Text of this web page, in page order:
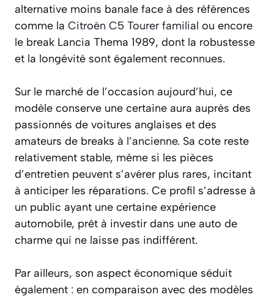
alternative moins banale face à des références
comme la Citroën C5 Tourer familial ou encore
le break Lancia Thema 1989, dont la robustesse
et la longévité sont également reconnues.
Sur le marché de l’occasion aujourd’hui, ce
modèle conserve une certaine aura auprès des
passionnés de voitures anglaises et des
amateurs de breaks à l’ancienne. Sa cote reste
relativement stable, même si les pièces
d’entretien peuvent s’avérer plus rares, incitant
à anticiper les réparations. Ce profil s’adresse à
un public ayant une certaine expérience
automobile, prêt à investir dans une auto de
charme qui ne laisse pas indifférent.
Par ailleurs, son aspect économique séduit
également : en comparaison avec des modèles